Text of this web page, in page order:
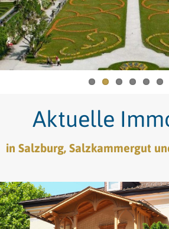
Aktuelle
in Salzburg, Salzkammergut